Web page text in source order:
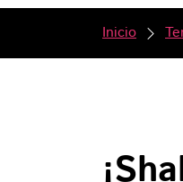
Inicio